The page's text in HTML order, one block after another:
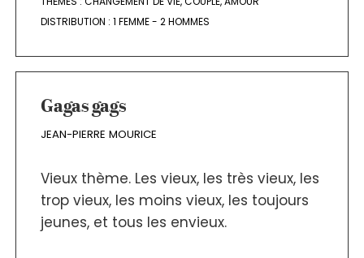
DISTRIBUTION : 1 FEMME - 2 HOMMES
Gagas gags
JEAN-PIERRE MOURICE
Vieux thème. Les vieux, les très vieux, les
trop vieux, les moins vieux, les toujours
jeunes, et tous les envieux.